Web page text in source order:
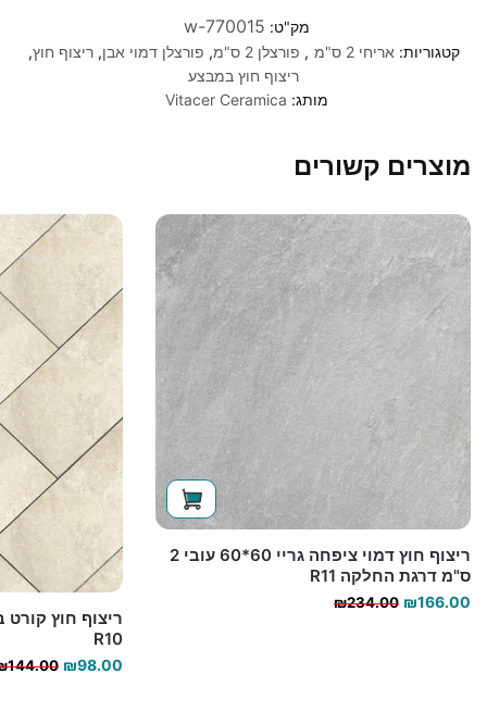
מק"ט: w-770015
קטגוריות: אריחי 2 ס"מ , פורצלן 2 ס"מ , פורצלן דמוי אבן,ריצוף חוץ,
ריצוף חוץ במבצע
מותג: Vitacer Ceramica
מוצרים קשורים
ריצוף חוץ דמוי ציפחה גריי 60*60 עובי 2
ס"מ דרגת החלקה R11
₪234.00 ₪166.00
R10
144.00 ₪98.00